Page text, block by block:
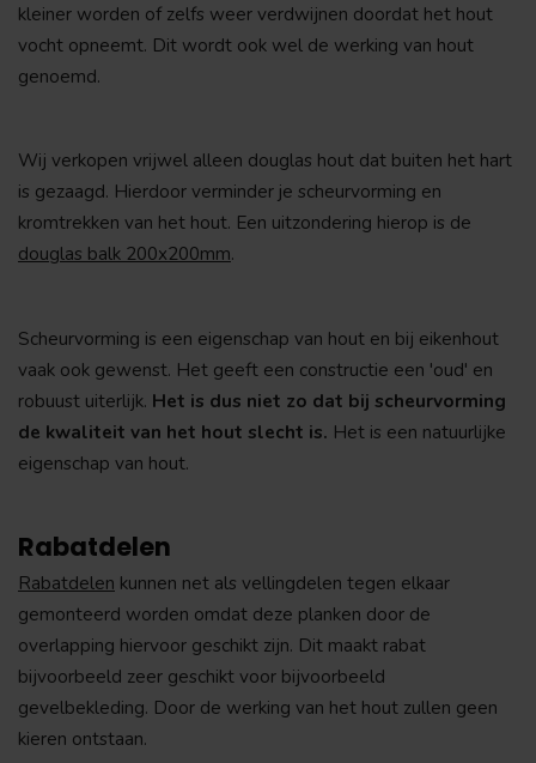
kleiner worden of zelfs weer verdwijnen doordat het hout
vocht opneemt. Dit wordt ook wel de werking van hout
genoemd.
Wij verkopen vrijwel alleen douglas hout dat buiten het hart
is gezaagd. Hierdoor verminder je scheurvorming en
kromtrekken van het hout. Een uitzondering hierop is de
douglas balk 200x200mm.
Scheurvorming is een eigenschap van hout en bij eikenhout
vaak ook gewenst. Het geeft een constructie een 'oud' en
robuust uiterlijk. Het is dus niet zo dat bij scheurvorming
de kwaliteit van het hout slecht is. Het is een natuurlijke
eigenschap van hout.
Rabatdelen
Rabatdelen kunnen net als vellingdelen tegen elkaar
gemonteerd worden omdat deze planken door de
overlapping hiervoor geschikt zijn. Dit maakt rabat
bijvoorbeeld zeer geschikt voor bijvoorbeeld
gevelbekleding. Door de werking van het hout zullen geen
kieren ontstaan.